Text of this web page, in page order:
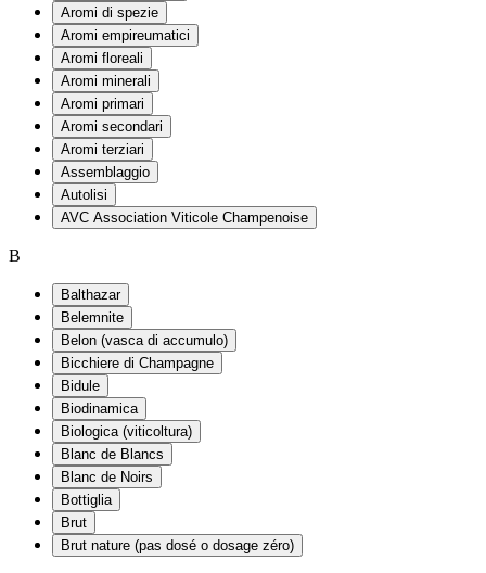
Aromi di spezie
Aromi empireumatici
Aromi floreali
Aromi minerali
Aromi primari
Aromi secondari
Aromi terziari
Assemblaggio
Autolisi
AVC Association Viticole Champenoise
B
Balthazar
Belemnite
Belon (vasca di accumulo)
Bicchiere di Champagne
Bidule
Biodinamica
Biologica (viticoltura)
Blanc de Blancs
Blanc de Noirs
Bottiglia
Brut
Brut nature (pas dosé o dosage zéro)